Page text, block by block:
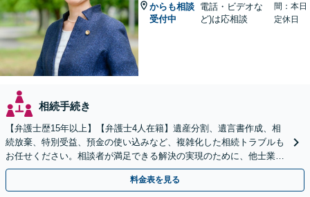
からも相談
受付中
電話・ビデオな
ど)は応相談
間：本日
定休日
相続手続き
【弁護士歴15年以上】【弁護士4人在籍】遺産分割、遺言書作成、相
続放棄、特別受益、預金の使い込みなど、複雑化した相続トラブルも
お任せください。相談者が満足できる解決の実現のために、他士業と
連携し最善を尽くします【完全個室】
料金表を見る